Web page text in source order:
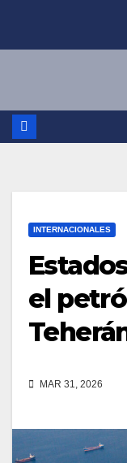
INTERNACIONALES
el
MAR 31, 2026